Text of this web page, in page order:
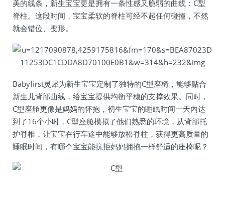
美的线条，新生宝宝更是拥有一条性感又脆弱的曲线：C型
脊柱。这段时间，宝宝柔软的脊柱可经不起任何碰撞，不然
就会错位、变形。
Babyfirst灵犀为新生宝宝定制了独特的C型座椅，能够贴合
新生儿背部曲线，给宝宝提供均衡平稳的支撑效果。同时，
C型座舱更像是妈妈的怀抱，初生宝宝的睡眠时间一天内达
到了16个小时，C型座舱模拟了他们熟悉的环境，从背部托
护脊椎，让宝宝在行车途中能够放松脊柱，获得更高质量的
睡眠时间，有哪个宝宝能抗拒妈妈拥抱一样舒适的座椅呢？